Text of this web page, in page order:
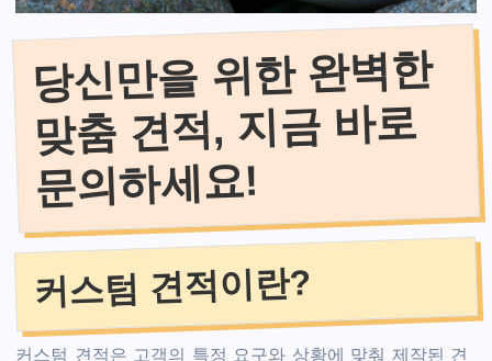
당신만을 위한 완벽한
맞춤 견적, 지금 바로
문의하세요!
커스텀 견적이란?
커스텀 견적은 고객의 특정 요구와 상황에 맞춰 제작된 견